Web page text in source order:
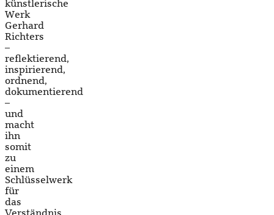
künstlerische
Werk
Gerhard
Richters
–
reflektierend,
inspirierend,
ordnend,
dokumentierend
–
und
macht
ihn
somit
zu
einem
Schlüsselwerk
für
das